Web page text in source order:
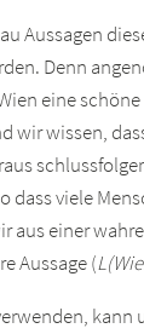
Aussagen
Denn
eine
wir wissen,
dass viele
aus einer
Aussage (
kann